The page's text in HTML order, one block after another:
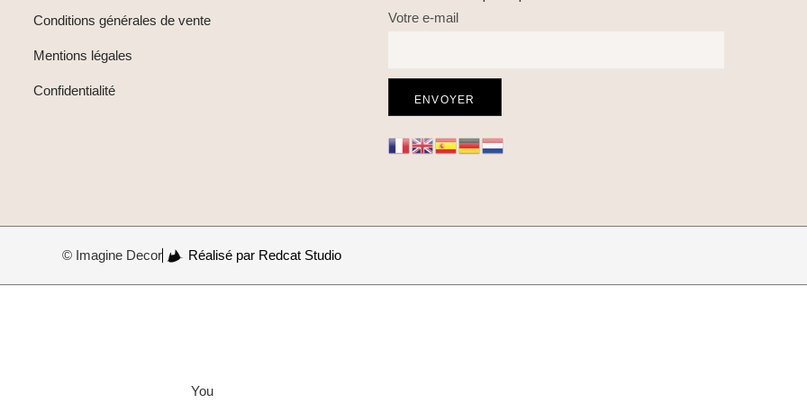
Conditions générales de vente
Mentions légales
Confidentialité
Votre e-mail
© Imagine Decor Réalisé par Redcat Studio
You